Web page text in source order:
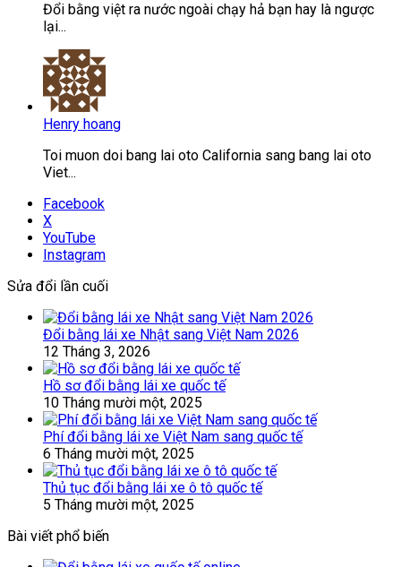
Đổi bằng việt ra nước ngoài chạy hả bạn hay là ngược
lại...
Henry hoang
Toi muon doi bang lai oto California sang bang lai oto
Viet...
Facebook
X
YouTube
Instagram
Sửa đổi lần cuối
Đổi bằng lái xe Nhật sang Việt Nam 2026
12 Tháng 3, 2026
Hồ sơ đổi bằng lái xe quốc tế
10 Tháng mười một, 2025
Phí đổi bằng lái xe Việt Nam sang quốc tế
6 Tháng mười một, 2025
Thủ tục đổi bằng lái xe ô tô quốc tế
5 Tháng mười một, 2025
Bài viết phổ biến